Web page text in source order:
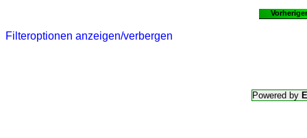
Filteroptionen anzeigen/verbergen
Powered by